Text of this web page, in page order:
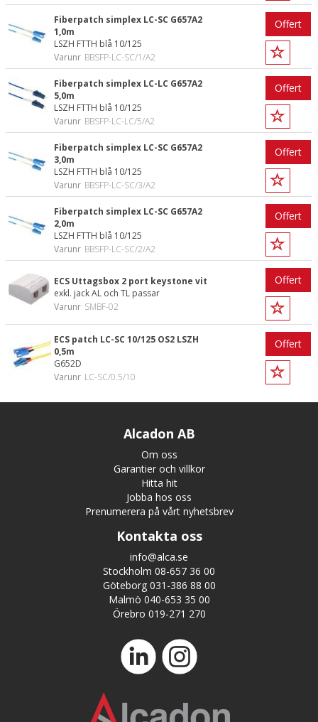
Fiberpatch simplex LC-SC G657A2
1,0m
LSZH FTTH blå 10/125
Varunr BBSFP-LC-SC/1/A2
Offert
Fiberpatch simplex LC-LC G657A2
5,0m
LSZH FTTH blå 10/125
Varunr BBSFP-LC-LC/5/A2
Offert
Fiberpatch simplex LC-SC G657A2
3,0m
LSZH FTTH blå 10/125
Varunr BBSFP-LC-SC/3/A2
Offert
Fiberpatch simplex LC-SC G657A2
2,0m
LSZH FTTH blå 10/125
Varunr BBSFP-LC-SC/2/A2
Offert
ECS Uttagsbox 2 port keystone vit
exkl. jack AL och TL passar
Varunr SMBF-02
Offert
ECS patch LC-SC 10/125 OS2 LSZH
0,5m
G652D
Varunr LC-SC/0.5/10
Offert
Alcadon AB
Om oss
Garantier och villkor
Hitta hit
Jobba hos oss
Prenumerera på vårt nyhetsbrev
Kontakta oss
info@alca.se
Stockholm 08-657 36 00
Göteborg 031-386 88 00
Malmö 040-653 35 00
Örebro 019-271 270